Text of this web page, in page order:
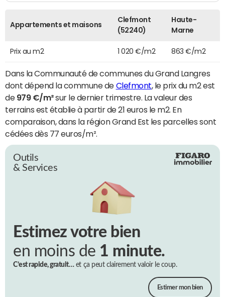
Appartements et maisons
Clefmont
(52240)
Haute-
Marne
Prix au m2 1 020 €/m2 863 €/m2
Dans la Communauté de communes du Grand Langres
dont dépend la commune de Clefmont, le prix du m2 est
de 979 €/m²sur le dernier trimestre. La valeur des
terrains est établie à partir de 21 euros le m2. En
comparaison, dans la région Grand Est les parcelles sont
cédées dès 77 euros/m².
Outils
& Services
Estimez votre bien
en moins de 1 minute.
C’est rapide, gratuit…et ça peut clairement valoir le coup.
Estimer mon bien